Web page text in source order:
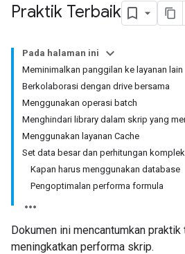
Praktik Terbaik
Pada halaman ini
Meminimalkan panggilan ke layanan lain
Berkolaborasi dengan drive bersama
Menggunakan operasi batch
Menghindari library dalam skrip yang
Menggunakan layanan Cache
Set data besar dan perhitungan
Kapan harus menggunakan database
Pengoptimalan performa formula
Dokumen ini mencantumkan praktik
meningkatkan performa skrip.